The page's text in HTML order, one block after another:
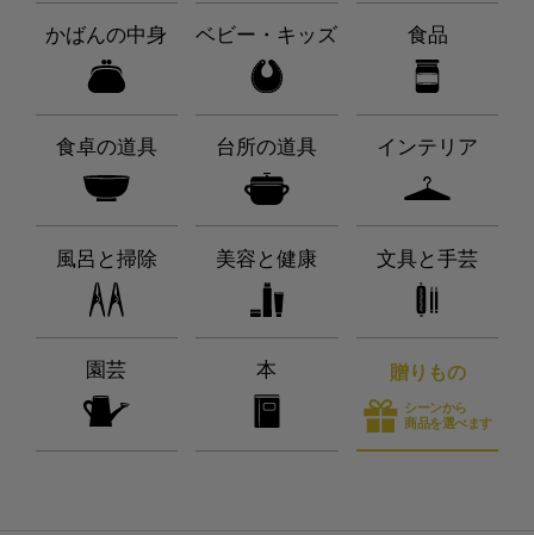
かばんの中身 ベビー・キッズ 食品
食卓の道具 台所の道具 インテリア
風呂と掃除 美容と健康 文具と手芸
園芸 本 贈りもの
シーンから
商品を選べます